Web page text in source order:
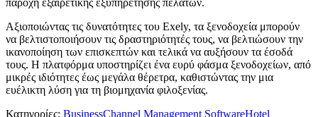
Αξιοποιώντας τις δυνατότητες του Exely, τα ξενοδοχεία μπορούν
να βελτιστοποιήσουν τις δραστηριότητές τους, να βελτιώσουν την
ικανοποίηση των επισκεπτών και τελικά να αυξήσουν τα έσοδά
τους. Η πλατφόρμα υποστηρίζει ένα ευρύ φάσμα ξενοδοχείων, από
μικρές ιδιότητες έως μεγάλα θέρετρα, καθιστώντας την μια
ευέλικτη λύση για τη βιομηχανία φιλοξενίας.
Κατηγορίες: BusinessChannel Management SoftwareHotel